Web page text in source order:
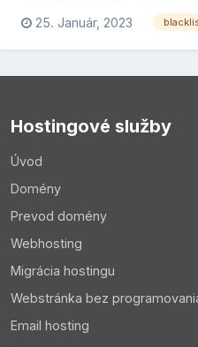
kliknite na E-mailové účty a
zmena. Potom označte
Blacklist Do Blacklistu
25. Január, 2023
Hostingové služby
Úvod
Domény
Prevod domény
Webhosting
Migrácia hostingu
Webstránka bez
Email hosting